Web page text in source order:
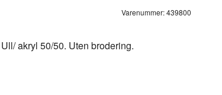
Varenummer:439800
akryl 50/50. Uten brodering.